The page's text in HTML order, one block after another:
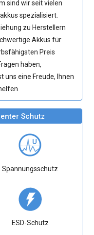
sind wir seit vielen
spezialisiert.
zu Herstellern
Akkus für
Preis
haben,
uns eine Freude, Ihnen
Schutz
Spannungsschutz
ESD-Schutz